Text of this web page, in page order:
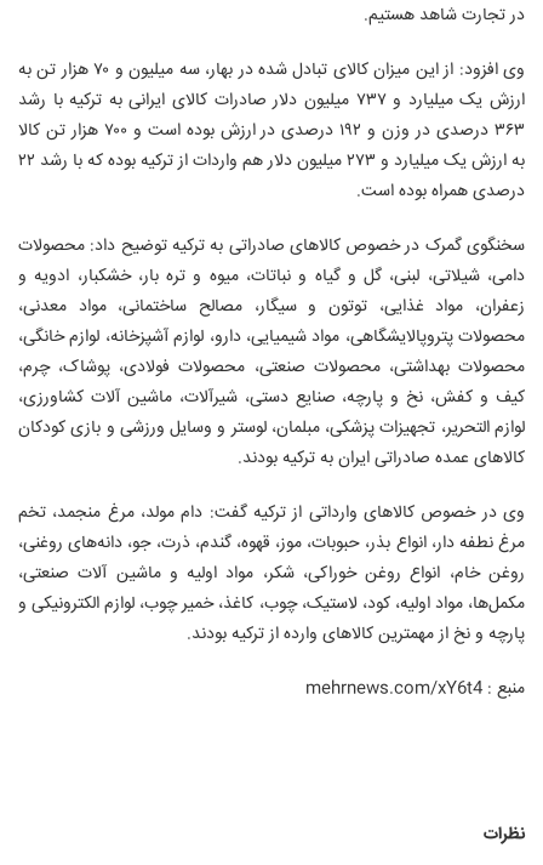
در تجارت شاهد هستیم.
وی افزود: از این میزان کالای تبادل شده در بهار، سه میلیون و ۷۰ هزار تن به
ارزش یک میلیارد و ۷۳۷ میلیون دلار صادرات کالای ایرانی به ترکیه با رشد
۳۶۳ درصدی در وزن و ۱۹۲ درصدی در ارزش بوده است و ۷۰۰ هزار تن کالا
به ارزش یک میلیارد و ۲۷۳ میلیون دلار هم واردات از ترکیه بوده که با رشد ۲۲
درصدی همراه بوده است.
سخنگوی گمرک در خصوص کالاهای صادراتی به ترکیه توضیح داد: محصولات
دامی، شیلاتی، لبنی، گل و گیاه و نباتات، میوه و تره بار، خشکبار، ادویه و
زعفران، مواد غذایی، توتون و سیگار، مصالح ساختمانی، مواد معدنی،
محصولات پتروپالایشگاهی، مواد شیمیایی، دارو، لوازم آشپزخانه، لوازم خانگی،
محصولات بهداشتی، محصولات صنعتی، محصولات فولادی، پوشاک، چرم،
کیف و کفش، نخ و پارچه، صنایع دستی، شیرآلات، ماشین آلات کشاورزی،
لوازم التحریر، تجهیزات پزشکی، مبلمان، لوستر و وسایل ورزشی و بازی کودکان
کالاهای عمده صادراتی ایران به ترکیه بودند.
وی در خصوص کالاهای وارداتی از ترکیه گفت: دام مولد، مرغ منجمد، تخم
مرغ نطفه دار، انواع بذر، حبوبات، موز، قهوه، گندم، ذرت، جو، دانه‌های روغنی،
روغن خام، انواع روغن خوراکی، شکر، مواد اولیه و ماشین آلات صنعتی،
مکمل‌ها، مواد اولیه، کود، لاستیک، چوب، کاغذ، خمیر چوب، لوازم الکترونیکی و
پارچه و نخ از مهمترین کالاهای وارده از ترکیه بودند.
منبع : mehrnews.com/xY6t4
نظرات